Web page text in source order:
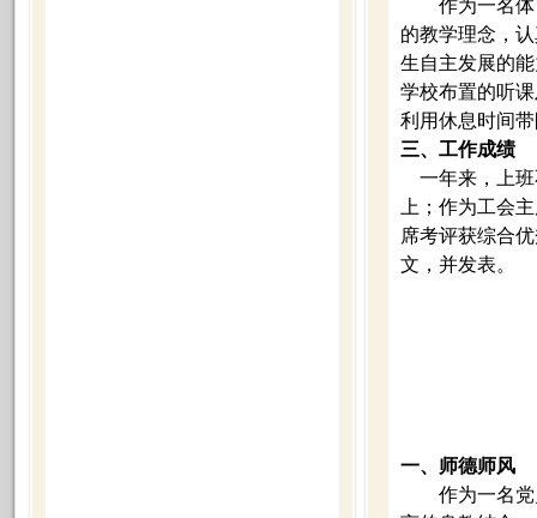
作为一名
的教学理念，
生自主发展的
学校布置的听
利用休息时间
三、工作成绩
一年来，上
上；作为工会
席考评获综合
文，并发表。
一、师德师风
作为一名